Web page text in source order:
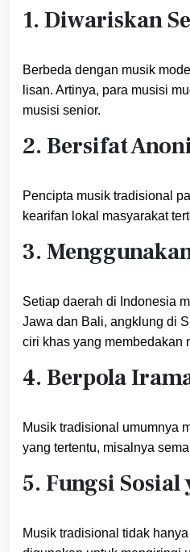
1. Diwariskan
Berbeda dengan musik
lisan. Artinya, para musisi
musisi senior.
2. Bersifat
Pencipta musik tradisional
kearifan lokal masyarakat
3.
Setiap daerah di Indonesia
Jawa dan Bali, angklung di
ciri khas yang membedakan
4. Berpola
Musik tradisional umumnya
yang tertentu, misalnya
5. Fungsi
Musik tradisional tidak